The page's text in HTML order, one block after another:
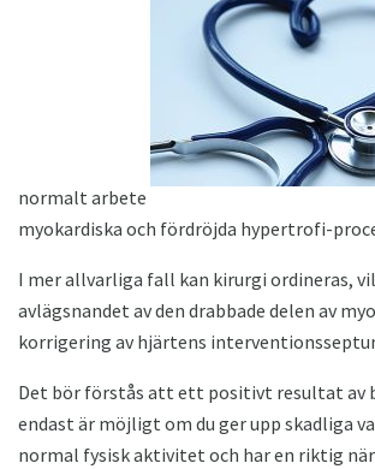
normalt arbete
myokardiska och fördröjda hypertrofi-
I mer allvarliga fall kan kirurgi ordineras,
avlägsnandet av den drabbade delen av
korrigering av hjärtens
Det bör förstås att ett positivt resultat av
endast är möjligt om du ger upp skadliga
normal fysisk aktivitet och har en riktig